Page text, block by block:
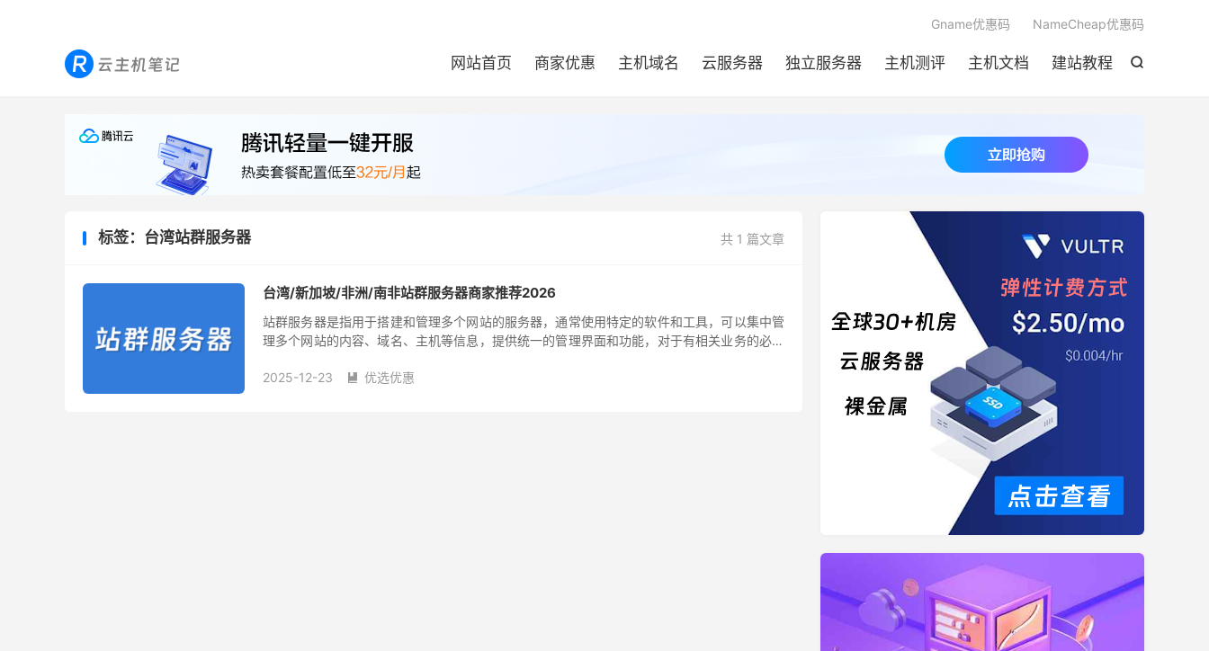

网站首页 商家优惠 主机域名 云服务器 独立服务器 主机测评 主机文档 建站教程
Gname优惠码 NameCheap优惠码
共 1 篇文章
标签：台湾站群服务器
台湾/新加坡/非洲/南非站群服务器商家推荐2026
站群服务器是指用于搭建和管理多个网站的服务器，通常使用特定的软件和工具，可以集中管
理多个网站的内容、域名、主机等信息，提供统一的管理界面和功能，对于有相关业务的必须
2025-12-23
 优选优惠